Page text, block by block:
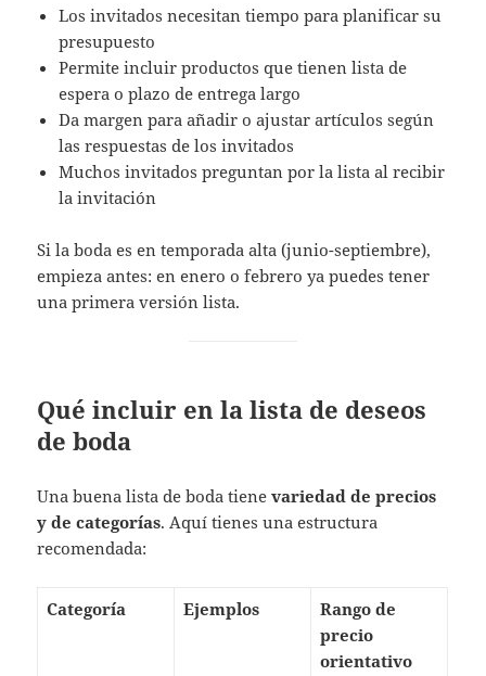
Los invitados necesitan tiempo para planificar su
presupuesto
Permite incluir productos que tienen lista de
espera o plazo de entrega largo
Da margen para añadir o ajustar artículos según
las respuestas de los invitados
Muchos invitados preguntan por la lista al recibir
la invitación
Si la boda es en temporada alta (junio-septiembre),
empieza antes: en enero o febrero ya puedes tener
una primera versión lista.
Qué incluir en la lista de deseos
de boda
Una buena lista de boda tienevariedad de precios
y de categorías. Aquí tienes una estructura
recomendada:
Categoría Ejemplos
Rango de
precio
orientativo